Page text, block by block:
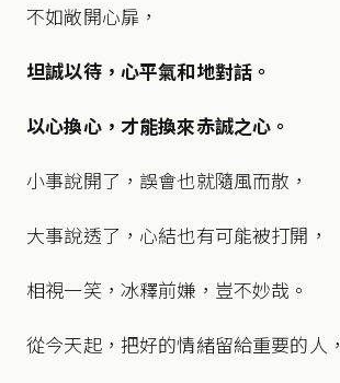
不如敞開心扉，
坦誠以待，心平氣和地對話。
以心換心，才能換來赤誠之心。
小事說開了，誤會也就隨風而散，
大事說透了，心結也有可能被打開，
相視一笑，冰釋前嫌，豈不妙哉。
從今天起，把好的情緒留給重要的人，